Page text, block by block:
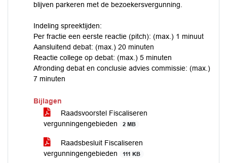
blijven parkeren met de bezoekersvergunning.
Indeling spreektijden:
Per fractie een eerste reactie (pitch): (max.) 1 minuut
Aansluitend debat: (max.) 20 minuten
Reactie college op debat: (max.) 5 minuten
Afronding debat en conclusie advies commissie: (max.)
7 minuten
Bijlagen
Raadsvoorstel Fiscaliseren
vergunningengebieden
2 MB
Raadsbesluit Fiscaliseren
vergunningengebieden
111 KB